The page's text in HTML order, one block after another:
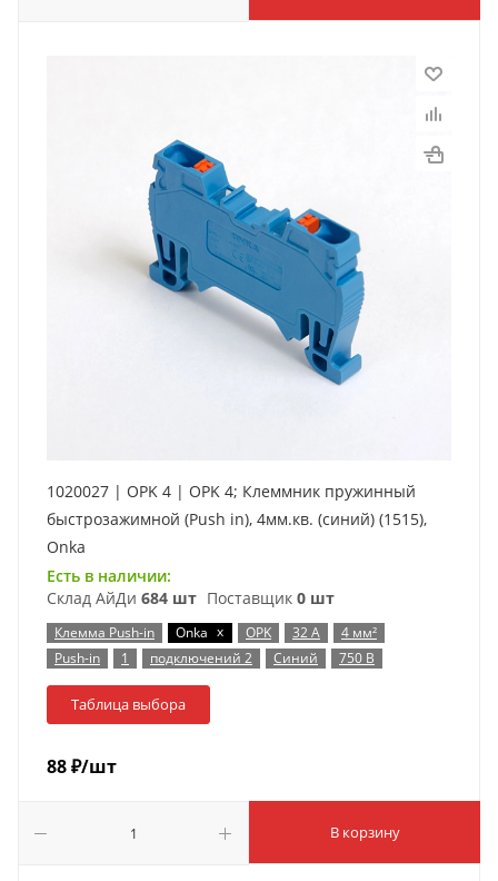
1020027 | OPK 4 | OPK 4; Клеммник пружинный
быстрозажимной (Push in), 4мм.кв. (синий) (1515),
Onka
Есть в наличии:
Склад АйДи 684 шт Поставщик 0 шт
Клемма Push-in Onka x OPK 32 А
4 мм²
Push-in
1 подключений 2 Синий 750 В
Таблица выбора
88₽/шт
В корзину